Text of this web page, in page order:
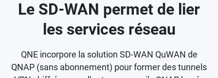
Le SD-WAN permet de lier
les services réseau
QNE incorpore la solution SD-WAN QuWAN de
QNAP (sans abonnement) pour former des tunnels